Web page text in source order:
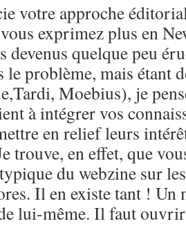
votre approche
exprimez plus en
devenus quelque peu
le problème, mais étant
Moebius), je
à intégrer vos
en relief leurs
trouve, en effet, que
du webzine sur
Il en existe tant ! Un
lui-même. Il faut